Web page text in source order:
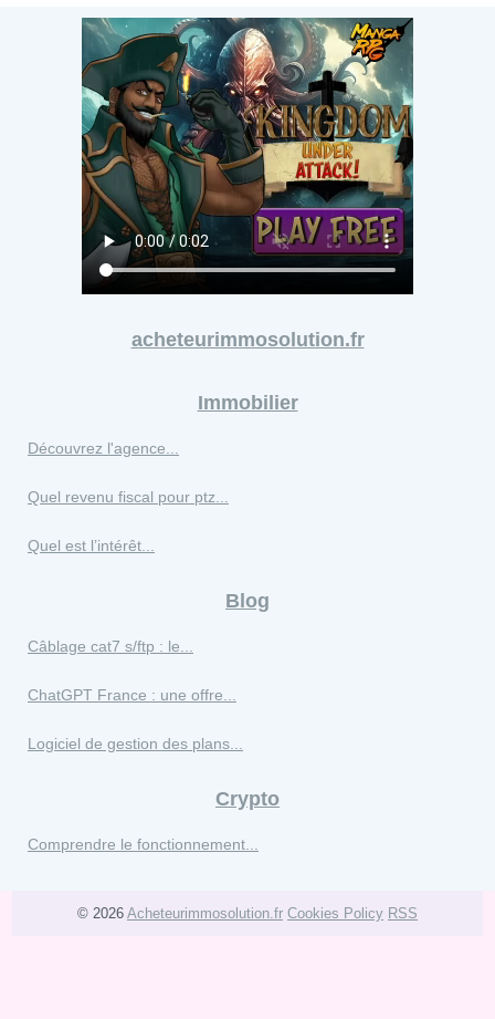
acheteurimmosolution.fr
Immobilier
Découvrez l'agence...
Quel revenu fiscal pour ptz...
Quel est l’intérêt...
Blog
Câblage cat7 s/ftp : le...
ChatGPT France : une offre...
Logiciel de gestion des plans...
Crypto
Comprendre le fonctionnement...
© 2026 Acheteurimmosolution.fr Cookies Policy RSS